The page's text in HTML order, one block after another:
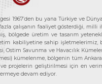
1967’den bu yana Türkiye ve
çalışanın faaliyet gösterdiği, milli
bölgede üretim ve tasarım
kabiliyetine sahip işletmelerimiz,
Ostim Savunma ve Havacılık
kümelenme, bölgenin tüm
projelerin geliştirilmesi için en
devam ediyor.